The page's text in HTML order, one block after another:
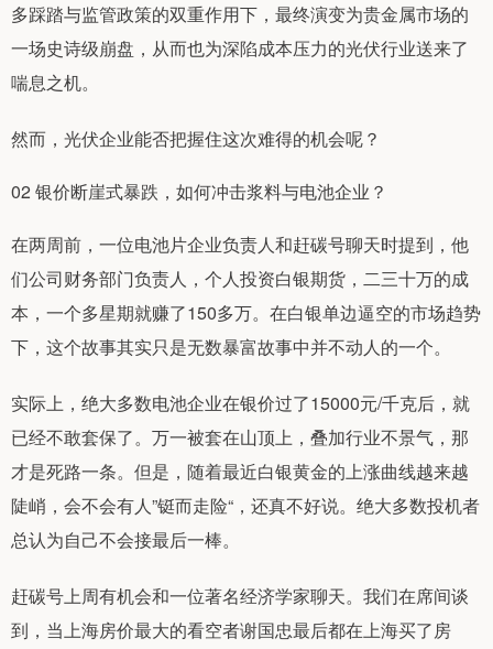
多踩踏与监管政策的双重作用下，最终演变为贵金属市场的
一场史诗级崩盘，从而也为深陷成本压力的光伏行业送来了
喘息之机。
然而，光伏企业能否把握住这次难得的机会呢？
02 银价断崖式暴跌，如何冲击浆料与电池企业？
在两周前，一位电池片企业负责人和赶碳号聊天时提到，他
们公司财务部门负责人，个人投资白银期货，二三十万的成
本，一个多星期就赚了150多万。在白银单边逼空的市场趋势
下，这个故事其实只是无数暴富故事中并不动人的一个。
实际上，绝大多数电池企业在银价过了15000元/千克后，就
已经不敢套保了。万一被套在山顶上，叠加行业不景气，那
才是死路一条。但是，随着最近白银黄金的上涨曲线越来越
陡峭，会不会有人”铤而走险“，还真不好说。绝大多数投机者
总认为自己不会接最后一棒。
赶碳号上周有机会和一位著名经济学家聊天。我们在席间谈
到，当上海房价最大的看空者谢国忠最后都在上海买了房